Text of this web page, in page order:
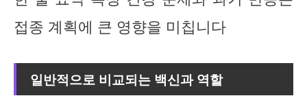
접종 계획에 큰 영향을 미칩니다
일반적으로 비교되는 백신과 역할